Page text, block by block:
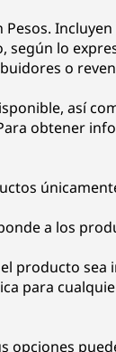
lo
o
así
obtener
a los
producto
para
opciones